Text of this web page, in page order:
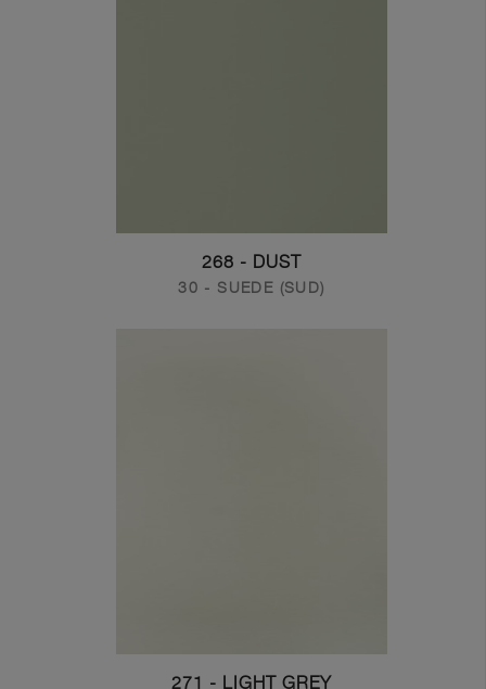
268 - DUST
30 - SUEDE (SUD)
271 - LIGHT GREY